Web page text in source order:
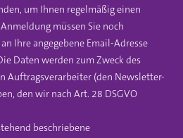
um Ihnen regelmäßig einen
müssen Sie noch
Ihre angegebene Email-Adresse
Daten werden zum Zweck des
Auftragsverarbeiter (den Newsletter-
den wir nach Art. 28 DSGVO
beschriebene